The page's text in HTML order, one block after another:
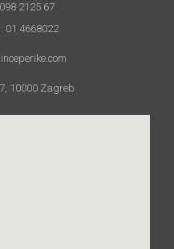
2125 67
01 4668022
10000 Zagreb